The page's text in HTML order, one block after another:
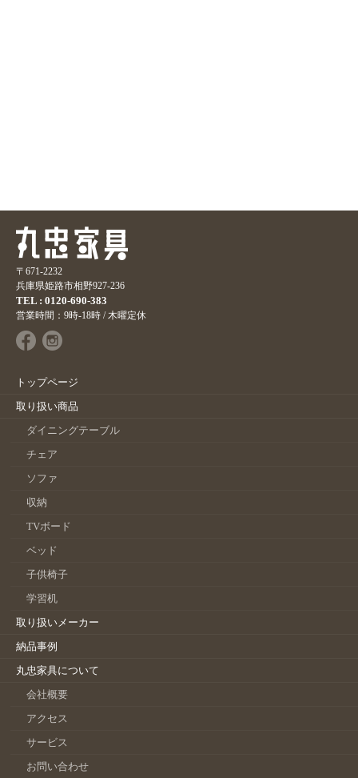
〒671-2232
兵庫県姫路市相野927-236
TEL : 0120-690-383
営業時間：9時-18時 / 木曜定休
トップページ
取り扱い商品
ダイニングテーブル
チェア
ソファ
収納
TVボード
ベッド
子供椅子
学習机
取り扱いメーカー
納品事例
丸忠家具について
会社概要
アクセス
サービス
お問い合わせ